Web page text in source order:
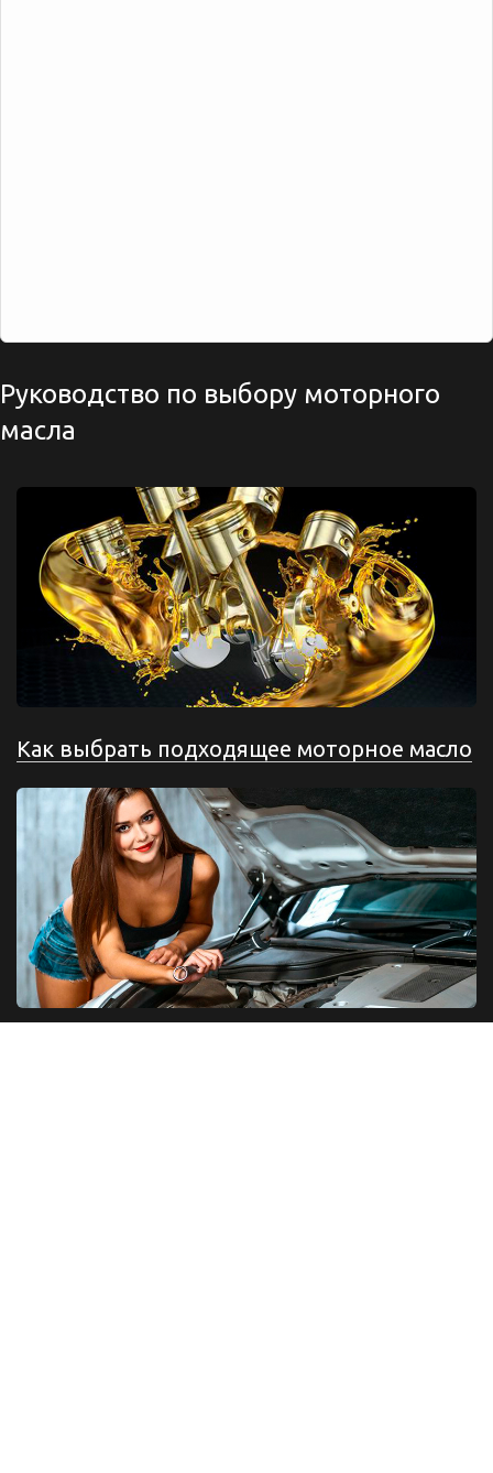
Руководство по выбору моторного
масла
Как выбрать подходящее моторное масло